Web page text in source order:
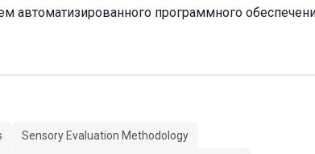
автоматизированного программного
Sensory Evaluation Methodology